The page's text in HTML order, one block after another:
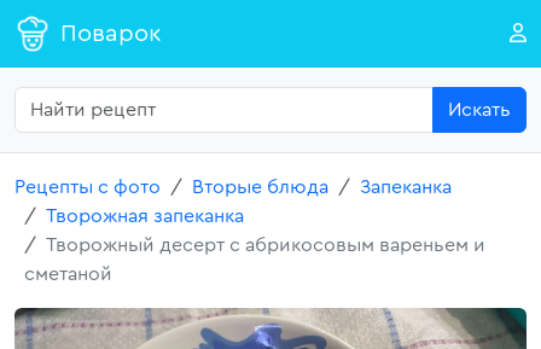
Поварок
Искать
Рецепты с фото Вторые блюда
Запеканка
Творожная запеканка
Творожный десерт с абрикосовым вареньем и
сметаной